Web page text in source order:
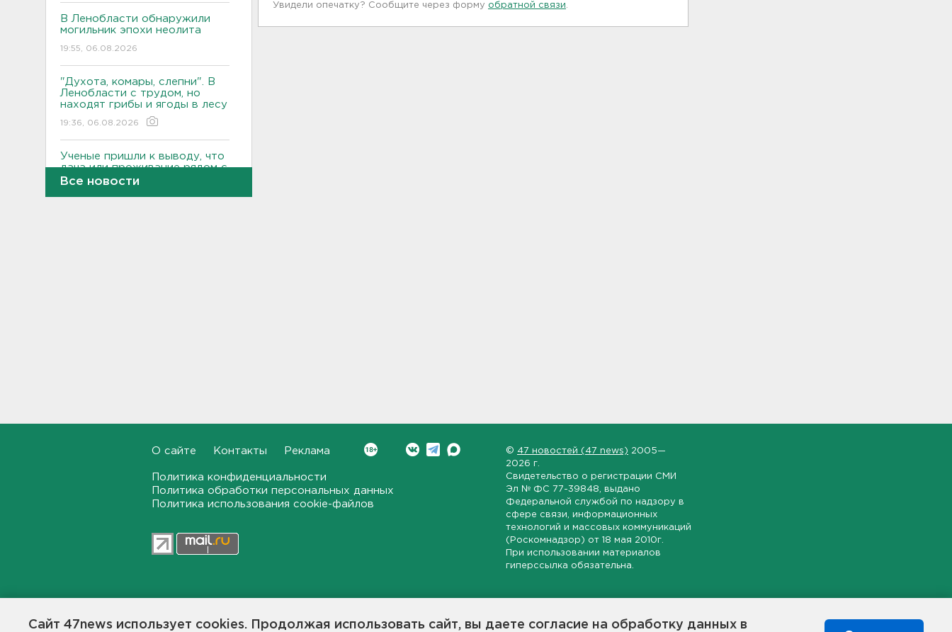
Сайт 47news использует cookies. Продолжая использовать сайт, вы даете согласие на обработку данных в
В Ленобласти обнаружили
могильник эпохи неолита
19:55, 06.08.2026
"Духота, комары, слепни". В
Ленобласти с трудом, но
находят грибы и ягоды в лесу
19:36, 06.08.2026
Ученые пришли к выводу, что
дача или проживание рядом с
парком спасает от этой
смогут получить до 8 млн
рублей на развитие
На "Сортавалу" съехались
Все новости
Увидели опечатку? Сообщите через форму обратной связи
О сайте Контакты Реклама
Политика конфиденциальности
Политика обработки персональных данных
Политика использования cookie-файлов
© 47 новостей (47 news) 2005—
2026 г.
Свидетельство о регистрации СМИ
Эл № ФС 77-39848 , выдано
Федеральной службой по надзору в
сфере связи, информационных
технологий и массовых коммуникаций
(Роскомнадзор) от 18 мая 2010г.
При использовании материалов
гиперссылка обязательна.
общественной жизни в Ленинградской области, экономической и инвестиционной активности в регионе.